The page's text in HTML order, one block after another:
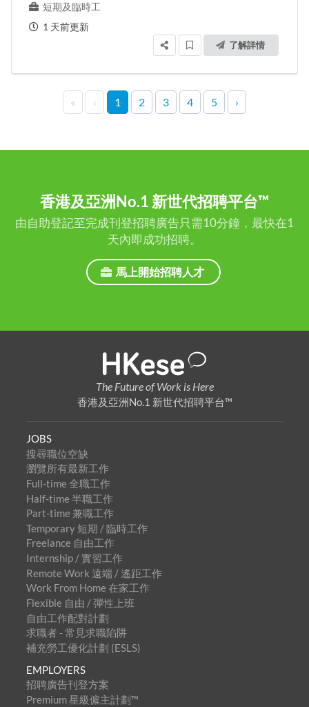
短期及臨時工
1 天前更新
了解詳情
« ‹ 1 2 3 4 5 ›
香港及亞洲No.1 新世代招聘平台™
由自助登記至完成刊登招聘廣告只需10分鐘，最快在1
天內即成功招聘。
馬上開始招聘人才
The Future of Work is Here
香港及亞洲No.1 新世代招聘平台™
JOBS
搜尋職位空缺
瀏覽所有最新工作
Full-time 全職工作
Half-time 半職工作
Part-time 兼職工作
Temporary 短期 / 臨時工作
Freelance 自由工作
Internship / 實習工作
Remote Work 遠端 / 遙距工作
Work From Home 在家工作
Flexible 自由 / 彈性上班
自由工作配對計劃
求職者 - 常見求職陷阱
補充勞工優化計劃 (ESLS)
EMPLOYERS
招聘廣告刊登方案
Premium 星級僱主計劃™